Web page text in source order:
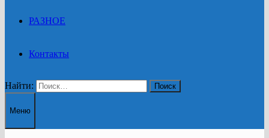
РАЗНОЕ
Контакты
Найти:
Меню